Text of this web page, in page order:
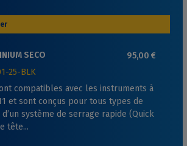
SECO 95,00 €
25-BLK
compatibles avec les instruments à
et sont conçus pour tous types de
système de serrage rapide (Quick
tête...